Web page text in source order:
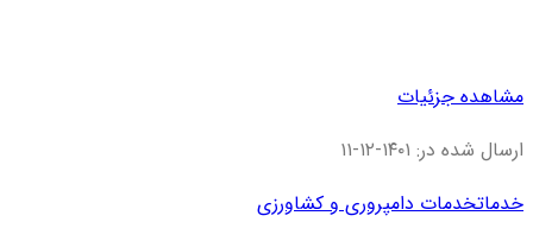
مشاهده جزئیات
ارسال شده در: ۱۴۰۱-۱۲-۱۱
خدماتخدمات دامپروری و کشاورزی